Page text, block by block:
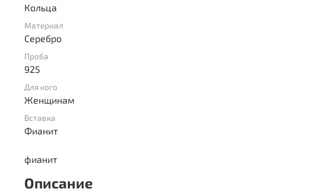
Кольца
Материал
Серебро
Проба
925
Для кого
Женщинам
Вставка
Фианит
фианит
Описание